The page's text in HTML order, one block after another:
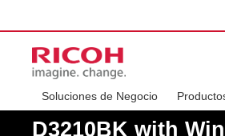
Soluciones de Negocio
D3210BK with